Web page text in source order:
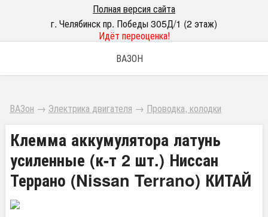
Полная версия сайта
г. Челябинск пр. Победы 305Д/1 (2 этаж)
Идёт переоценка!
ВАЗОН
ВАЗон → Электрика двигателя → Проводка, колодки
Клемма аккумулятора латунь
усиленные (к-т 2 шт.) Ниссан
Террано (Nissan Terrano) КИТАЙ